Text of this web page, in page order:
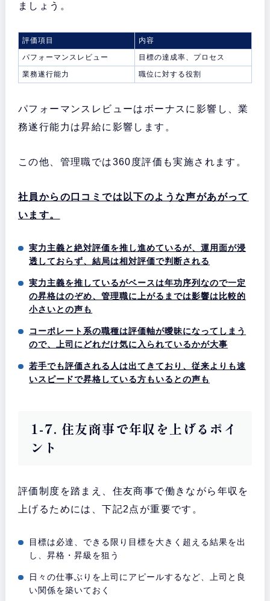
ましょう。
評価項目
内容
パフォーマンスレビュー
目標の達成率、プロセス
業務遂行能力
職位に対する役割
パフォーマンスレビューはボーナスに影響し、業
務遂行能力は昇給に影響します。
この他、管理職では360度評価も実施されます。
社 員からの口コミでは以下のような声があがって
います。
実力主義と絶対評価を推し進めているが、運用面が浸
透しておらず、結局は相対評価で判断される
実力主義を推しているがベースは年功序列なので一定
の昇格はのぞめ、管理職に上がるまでは影響は比較的
小さいとの声も
コーポレート系の職種は評価軸が曖昧になってしまう
ので、上司にどれだけ気に入られているかが大事
若手でも評価される人は出てきており、従来よりも速
いスピードで昇格している方もいるとの声も
1-7. 住友商事で年収を上げるポイ
ント
評価制度を踏まえ、住友商事で働きながら年収を
上げるためには、下記2点が重要です。
目標は必達、できる限り目標を大きく超える結果を出
し、昇格・昇級を狙う
日々の仕事ぶりを上司にアピールするなど、上司と良
い関係を築いておく